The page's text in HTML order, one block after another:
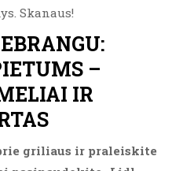
Skanaus!
–
IR
griliaus ir praleiskite